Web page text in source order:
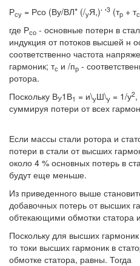
Рсу = Рсо (Ву/ВЛ* (/уЯ,)‘ '3 (тр + тс
где Рсо - основные потерн в
индукция от потоков высшей н
соответственно частота
гармоник; тс и /пр -
ротора.
Поскольку ВУ1В1 = и\уШ\у = 1/у2,
суммируя потери от всех
Если массы стали ротора и
потери в стали от высших
около 4 % основных потерь в
будут еще меньше.
Из приведенного выше
добавочных потерь от высших
обтекающими обмотки статора
Поскольку для высших
то токи высших гармоник в
обмотке статора, равны. Тогда